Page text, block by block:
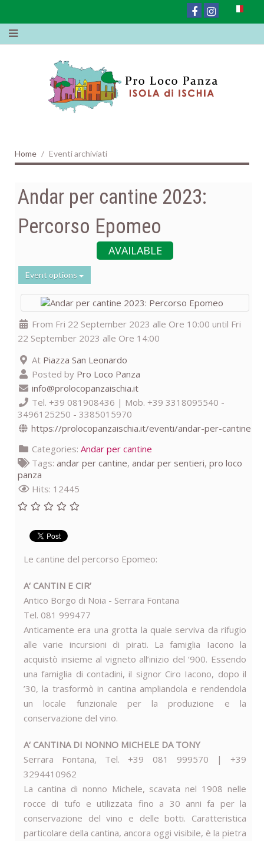
Home Eventi archiviati
Andar per cantine 2023:
Percorso Epomeo
AVAILABLE
Event options
From Fri 22 September 2023 alle Ore 10:00 until Fri
22 September 2023 alle Ore 14:00
At Piazza San Leonardo
Posted by Pro Loco Panza
info@prolocopanzaischia.it
Tel. +39 081908436 | Mob. +39 3318095540 -
3496125250 - 3385015970
https://prolocopanzaischia.it/eventi/andar-per-cantine
Categories: Andar per cantine
Tags: andar per cantine, andar per sentieri, pro loco
panza
Hits: 12445
Le cantine del percorso Epomeo:
A‘ CANTIN E CIR’
Antico Borgo di Noia - Serrara Fontana
Tel. 081 999477
Anticamente era una grotta la quale serviva da rifugio
alle varie incursioni di pirati. La famiglia Iacono la
acquistò insieme al vigneto all’inizio del ‘900. Essendo
una famiglia di contadini, il signor Ciro Iacono, dopo il
’30, la trasformò in cantina ampliandola e rendendola
un locale funzionale per la produzione e la
conservazione del vino.
A‘ CANTINA DI NONNO MICHELE DA TONY
Serrara Fontana, Tel. +39 081 999570 | +39
3294410962
La cantina di nonno Michele, scavata nel 1908 nelle
rocce di tufo e utilizzata fino a 30 anni fa per la
conservazione del vino e delle botti. Caratteristica
particolare della cantina, ancora oggi visibile, è la pietra